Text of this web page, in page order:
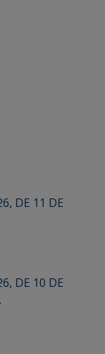
DE 11 DE
DE 10 DE